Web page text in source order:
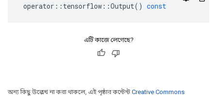
operator :: tensorflow ::Output() const
এটি কাজে লেগেছে?
অন্য কিছু উল্লেখ না করা থাকলে, এই পৃষ্ঠার কন্টেন্ট Creative Commons